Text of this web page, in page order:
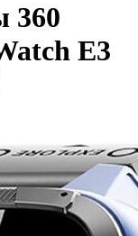
360
E3